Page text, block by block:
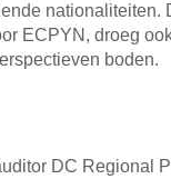
nationaliteiten.
ECPYN, droeg
boden.
DC Regional